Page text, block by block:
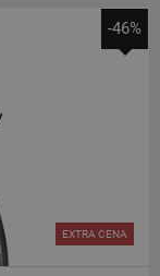
-46%
EXTRA CENA